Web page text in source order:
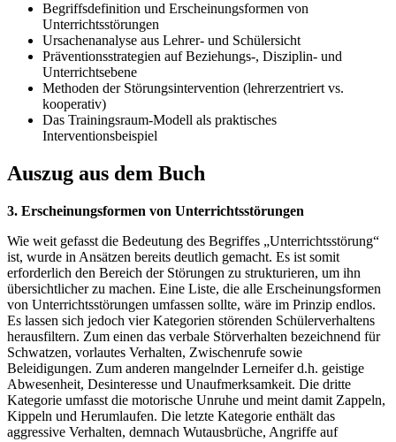
Begriffsdefinition und Erscheinungsformen von
Unterrichtsstörungen
Ursachenanalyse aus Lehrer- und Schülersicht
Präventionsstrategien auf Beziehungs-, Disziplin- und
Unterrichtsebene
Methoden der Störungsintervention (lehrerzentriert vs.
kooperativ)
Das Trainingsraum-Modell als praktisches
Interventionsbeispiel
Auszug aus dem Buch
3. Erscheinungsformen von Unterrichtsstörungen
Wie weit gefasst die Bedeutung des Begriffes „Unterrichtsstörung“
ist, wurde in Ansätzen bereits deutlich gemacht. Es ist somit
erforderlich den Bereich der Störungen zu strukturieren, um ihn
übersichtlicher zu machen. Eine Liste, die alle Erscheinungsformen
von Unterrichtsstörungen umfassen sollte, wäre im Prinzip endlos.
Es lassen sich jedoch vier Kategorien störenden Schülerverhaltens
herausfiltern. Zum einen das verbale Störverhalten bezeichnend für
Schwatzen, vorlautes Verhalten, Zwischenrufe sowie
Beleidigungen. Zum anderen mangelnder Lerneifer d.h. geistige
Abwesenheit, Desinteresse und Unaufmerksamkeit. Die dritte
Kategorie umfasst die motorische Unruhe und meint damit Zappeln,
Kippeln und Herumlaufen. Die letzte Kategorie enthält das
aggressive Verhalten, demnach Wutausbrüche, Angriffe auf